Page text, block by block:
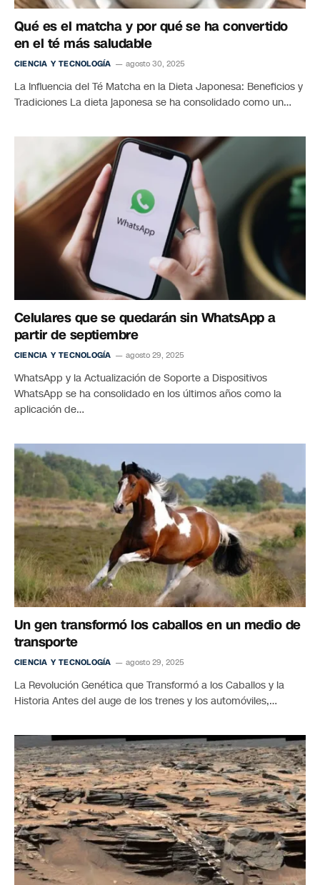
Qué es el matcha y por qué se ha convertido
en el té más saludable
CIENCIA Y TECNOLOGÍA agosto 30, 2025
La Influencia del Té Matcha en la Dieta Japonesa: Beneficios y
Tradiciones La dieta japonesa se ha consolidado como un…
Celulares que se quedarán sin WhatsApp a
partir de septiembre
CIENCIA Y TECNOLOGÍA agosto 29, 2025
WhatsApp y la Actualización de Soporte a Dispositivos
WhatsApp se ha consolidado en los últimos años como la
aplicación de…
Un gen transformó los caballos en un medio de
transporte
CIENCIA Y TECNOLOGÍA agosto 29, 2025
La Revolución Genética que Transformó a los Caballos y la
Historia Antes del auge de los trenes y los automóviles,…